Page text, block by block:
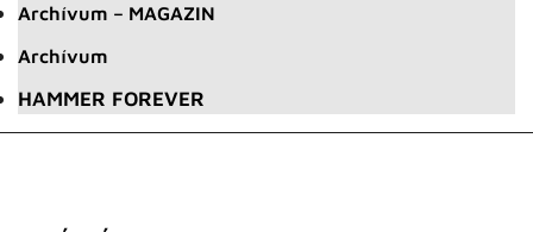
Archívum – MAGAZIN
Archívum
HAMMER FOREVER